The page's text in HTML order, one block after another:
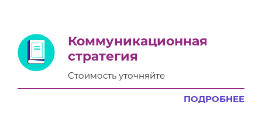
Коммуникационная
стратегия
Стоимость уточняйте
ПОДРОБНЕЕ